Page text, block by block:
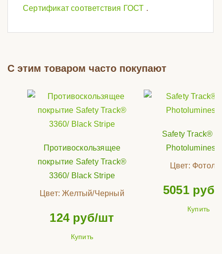
Сертификат соответствия ГОСТ .
С этим товаром часто покупают
Противоскользящее
покрытие Safety Track®
3360/ Black Stripe
Цвет:Желтый/Черный
124 руб/шт
Купить
Safety Track®
Цвет:
5051 руб/
Купить